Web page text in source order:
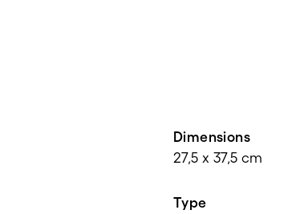
Dimensions
27,5 x 37,5 cm
Type